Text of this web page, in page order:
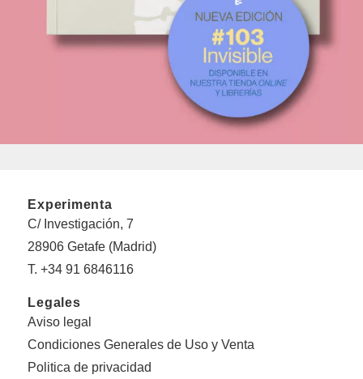
Experimenta
C/ Investigación, 7
28906 Getafe (Madrid)
T. +34 91 6846116
Legales
Aviso legal
Condiciones Generales de Uso y Venta
Politica de privacidad